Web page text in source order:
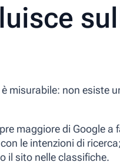
misurabile: non esiste
maggiore di Google
le intenzioni di
il sito nelle classifiche.